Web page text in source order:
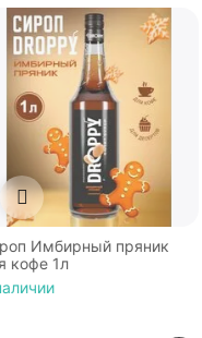
Вафли Голландские с
карамельной начинкой
по 36 г ТМ Яшкино
В наличии